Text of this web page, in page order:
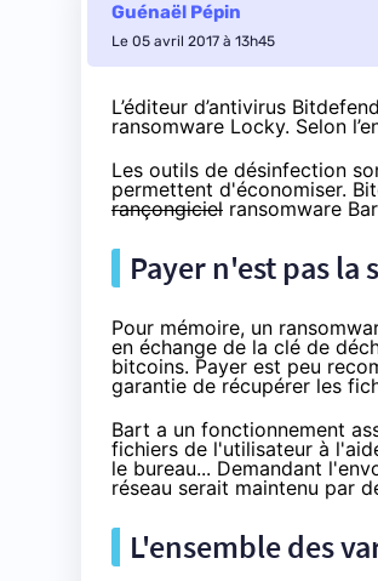
Guénaël Pépin
Le 05 avril 2017 à 13h45
L’éditeur d’antivirus
ransomware Locky. Selon
Les outils de désinfection
permettent d'économiser.
rançongiciel ransomware
Payer n'est pas la
Pour mémoire, un
en échange de la clé de dé
bitcoins. Payer est peu
garantie de récupérer les
Bart a un fonctionnement
fichiers de l'utilisateur à
le bureau... Demandant
réseau serait maintenu par
L'ensemble des